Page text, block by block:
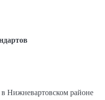
Нижневартовском районе